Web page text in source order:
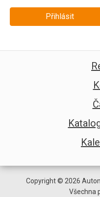
Přihlásit
Copyright © 2026
Všechna